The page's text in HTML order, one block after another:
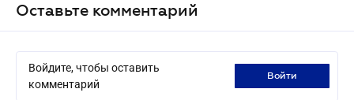
Оставьте комментарий
Войдите, чтобы оставить
комментарий
войти